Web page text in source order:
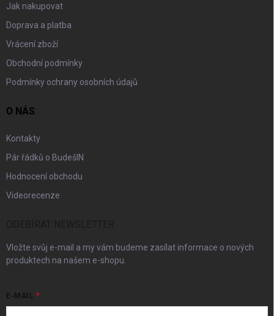
Jak nakupovat
Doprava a platba
Vrácení zboží
Obchodní podmínky
Podmínky ochrany osobních údajů
O NÁS
Kontakty
Pár řádků o BudešIN
Hodnocení obchodu
Videorecenze
Vložte svůj e-mail a my vám budeme zasílat informace o nových
produktech na našem e-shopu.
E-MAIL